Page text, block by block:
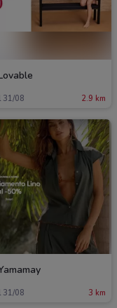
31/08 2.9 km
31/08 3 km